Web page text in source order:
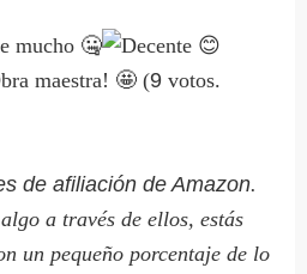
(9 votos.
de afiliación de Amazon.
a través de ellos, estás
un pequeño porcentaje de lo